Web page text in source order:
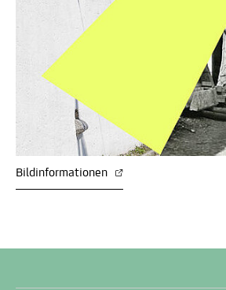
Bildinformationen